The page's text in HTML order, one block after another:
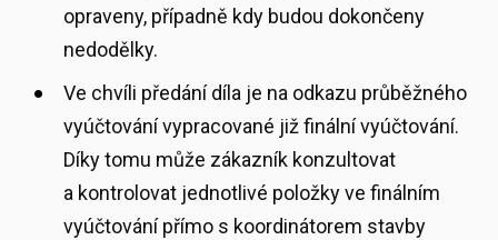
opraveny, případně kdy budou dokončeny
nedodělky.
Ve chvíli předání díla je na odkazu průběžného
vyúčtování vypracované již finální vyúčtování.
Díky tomu může zákazník konzultovat
a kontrolovat jednotlivé položky ve finálním
vyúčtování přímo s koordinátorem stavby